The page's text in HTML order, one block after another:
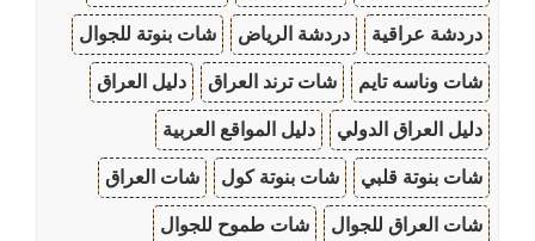
دردشة عراقية دردشة الرياض شات بنوتة للجوال
شات وناسه تايم شات ترند العراق دليل العراق
دليل العراق الدولي دليل المواقع العربية
شات بنوتة قلبي شات بنوتة كول شات العراق
شات العراق للجوال شات طموح للجوال